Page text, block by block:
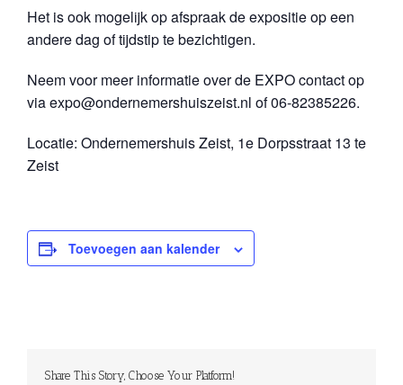
Het is ook mogelijk op afspraak de expositie op een
andere dag of tijdstip te bezichtigen.
Neem voor meer informatie over de EXPO contact op
via expo@ondernemershuiszeist.nl of 06-82385226.
Locatie: Ondernemershuis Zeist, 1e Dorpsstraat 13 te
Zeist
Toevoegen aan kalender
Share This Story, Choose Your Platform!